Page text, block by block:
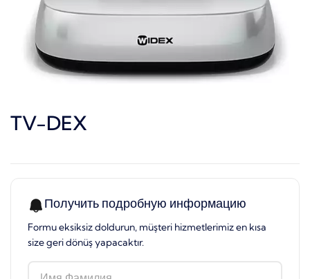
TV-DEX
Получить подробную информацию
Formu eksiksiz doldurun, müşteri hizmetlerimiz en kısa
size geri dönüş yapacaktır.